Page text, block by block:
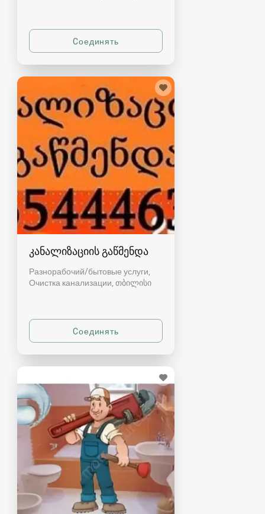
კანალიზაციის გაწმენდა
Разнорабочий/бытовые услуги,
Очистка канализации თბილისი